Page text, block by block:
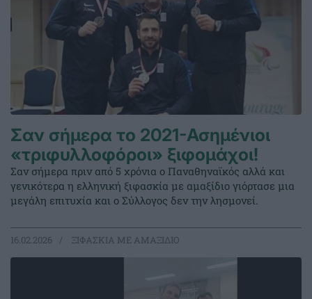
Σαν σήμερα το 2021-Ασημένιοι
«τριφυλλοφόροι» ξιφομάχοι!
Σαν σήμερα πριν από 5 χρόνια ο Παναθηναϊκός αλλά και
γενικότερα η ελληνική ξιφασκία με αμαξίδιο γιόρτασε μια
μεγάλη επιτυχία και ο Σύλλογος δεν την λησμονεί.
16.02.2026 ΞΙΦΑΣΚΙΑ ΜΕ ΑΜΑΞΙΔΙΟ